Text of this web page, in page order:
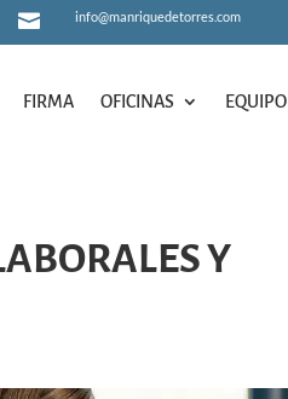
 info@manriquedetorres.com
FIRMA OFICINAS EQUIPO
EQUIPO
Y